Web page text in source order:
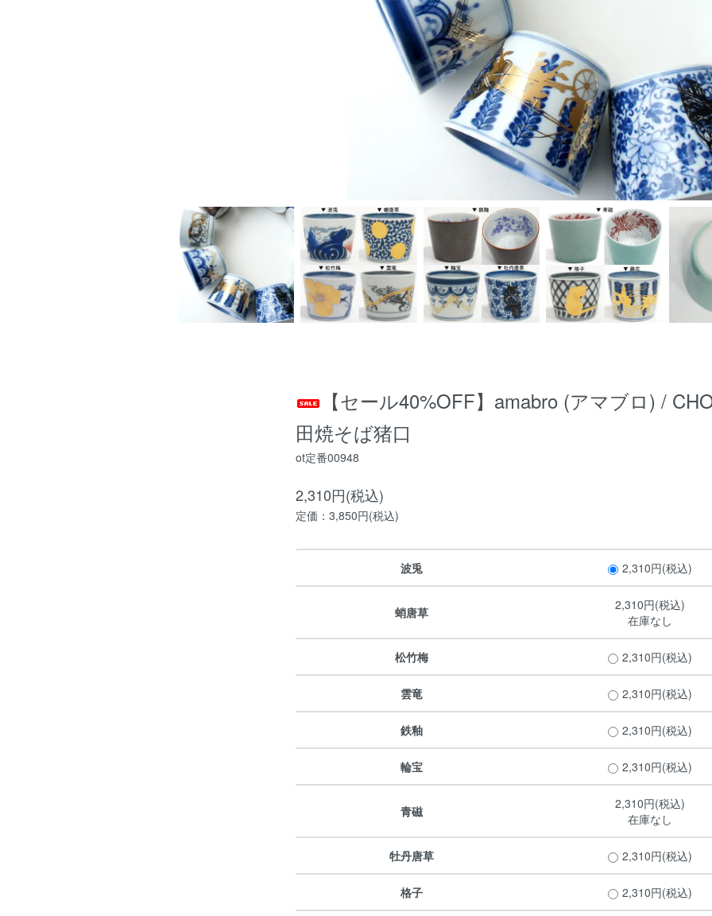
【セール40%OFF】amabro (アマブロ) /
田焼そば猪口
ot定番00948
2,310円(税込)
定価：3,850円(税込)
波兎 2,310円(税込)
蛸唐草
2,310円(税込)
在庫なし
松竹梅 2,310円(税込)
雲竜 2,310円(税込)
鉄釉 2,310円(税込)
輪宝 2,310円(税込)
青磁
2,310円(税込)
在庫なし
牡丹唐草 2,310円(税込)
格子 2,310円(税込)